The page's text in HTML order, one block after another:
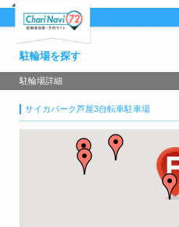
駐輪場を探す
駐輪場詳細
サイカパーク芦屋3自転車駐車場